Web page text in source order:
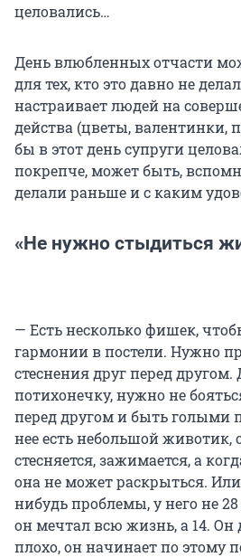
целовались…
День влюбленных отчасти
для тех, кто это давно не
настраивает людей на
действа (цветы, валентинки,
бы в этот день супруги
покрепче, может быть,
делали раньше и с каким
«Не нужно стыдиться
— Есть несколько фишек,
гармонии в постели. Нужно
стеснения друг перед
потихонечку, нужно не
перед другом и быть голыми
нее есть небольшой животик,
стесняется, зажимается, а
она не может раскрыться. Или
нибудь проблемы, у него не
он мечтал всю жизнь, а 14. Он
плохо, он начинает по этому